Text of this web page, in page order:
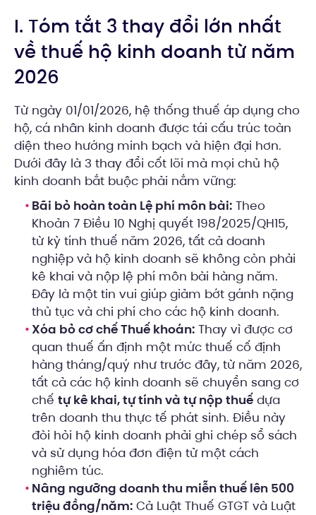
I. Tóm tắt 3 thay đổi lớn nhất
về thuế hộ kinh doanh từ năm
2026
Từ ngày 01/01/2026, hệ thống thuế áp dụng cho
hộ, cá nhân kinh doanh được tái cấu trúc toàn
diện theo hướng minh bạch và hiện đại hơn.
Dưới đây là 3 thay đổi cốt lõi mà mọi chủ hộ
kinh doanh bắt buộc phải nắm vững:
Bãi bỏ hoàn toàn Lệ phí môn bài: Theo
Khoản 7 Điều 10 Nghị quyết 198/2025/QH15,
từ kỳ tính thuế năm 2026, tất cả doanh
nghiệp và hộ kinh doanh sẽ không còn phải
kê khai và nộp lệ phí môn bài hàng năm.
Đây là một tin vui giúp giảm bớt gánh nặng
thủ tục và chi phí cho các hộ kinh doanh.
Xóa bỏ cơ chế Thuế khoán: Thay vì được cơ
quan thuế ấn định một mức thuế cố định
hàng tháng/quý như trước đây, từ năm 2026,
tất cả các hộ kinh doanh sẽ chuyển sang cơ
chế tự kê khai, tự tính và tự nộp thuế dựa
trên doanh thu thực tế phát sinh. Điều này
đòi hỏi hộ kinh doanh phải ghi chép sổ sách
và sử dụng hóa đơn điện tử một cách
nghiêm túc.
Nâng ngưỡng doanh thu miễn thuế lên 500
triệu đồng/năm: Cả Luật Thuế GTGT và Luật